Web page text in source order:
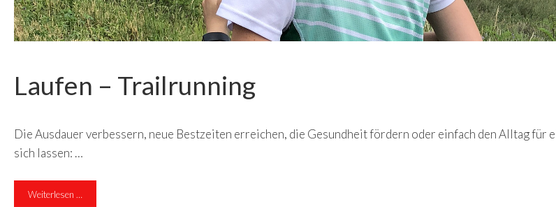
Laufen – Trailrunning
Die Ausdauer verbessern, neue Bestzeiten erreichen, die Gesundheit fördern oder einfach den Alltag für
sich lassen: …
Weiterlesen …